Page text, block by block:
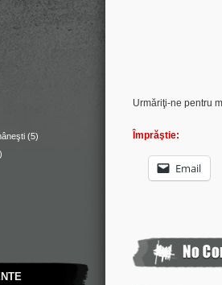
(5)
Urmăriţi-ne pentru
Împrăştie:
Email